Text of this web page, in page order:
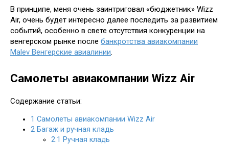
В принципе, меня очень заинтриговал «бюджетник» Wizz
Air, очень будет интересно далее последить за развитием
событий, особенно в свете отсутствия конкуренции на
венгерском рынке после банкротства авиакомпании
Malev Венгерские авиалинии.
Самолеты авиакомпании Wizz Air
Содержание статьи:
1 Самолеты авиакомпании Wizz Air
2 Багаж и ручная кладь
2.1 Ручная кладь